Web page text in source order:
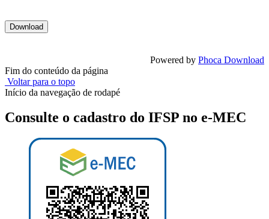
Powered by Phoca Download
Fim do conteúdo da página
Voltar para o topo
Início da navegação de rodapé
Consulte o cadastro do IFSP no e-MEC